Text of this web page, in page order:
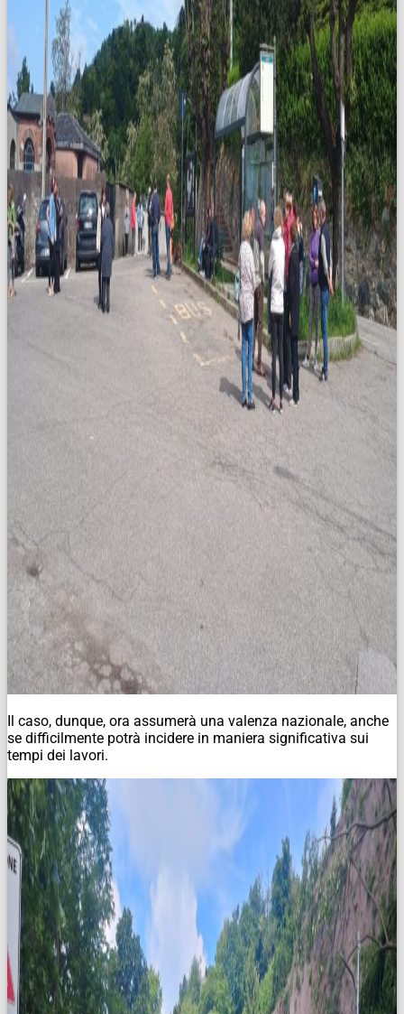
Il caso, dunque, ora assumerà una valenza nazionale, anche
se difficilmente potrà incidere in maniera significativa sui
tempi dei lavori.